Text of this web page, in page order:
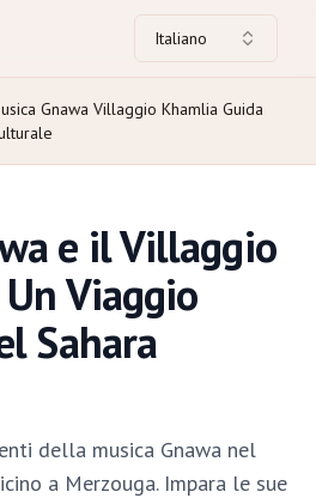
Italiano
Gnawa Villaggio Khamlia Guida
e il Villaggio
Viaggio
Sahara
della musica Gnawa nel
a Merzouga. Impara le sue